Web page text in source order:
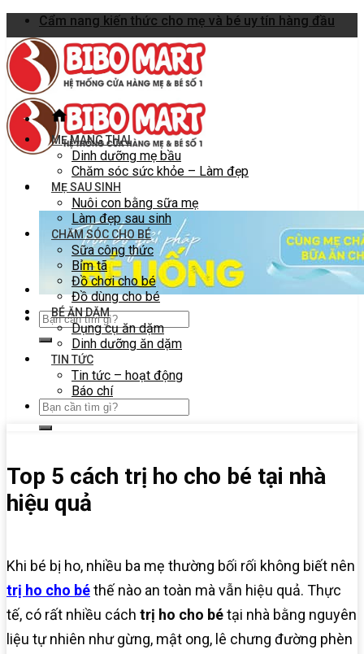
Skip
to
content
Cẩm nang kiến thức cho mẹ và bé uy tín hàng đầu
MẸ MANG THAI
Dinh dưỡng mẹ bầu
Chăm sóc sức khỏe – Làm đẹp
MẸ SAU SINH
Nuôi con bằng sữa mẹ
Làm đẹp sau sinh
CHĂM SÓC CHO BÉ
Sữa công thức
Bỉm tã
Đồ chơi cho bé
Đồ dùng cho bé
BÉ ĂN DẶM
Dụng cụ ăn dặm
Dinh dưỡng ăn dặm
TIN TỨC
Tin tức – hoạt động
Báo chí
Top 5 cách trị ho cho bé tại nhà
hiệu quả
Khi bé bị ho, nhiều ba mẹ thường bối rối không biết nên
trị ho cho béthế nào an toàn mà vẫn hiệu quả. Thực
tế, có rất nhiều cách trị ho cho bétại nhà bằng nguyên
liệu tự nhiên như gừng, mật ong, lê chưng đường phèn